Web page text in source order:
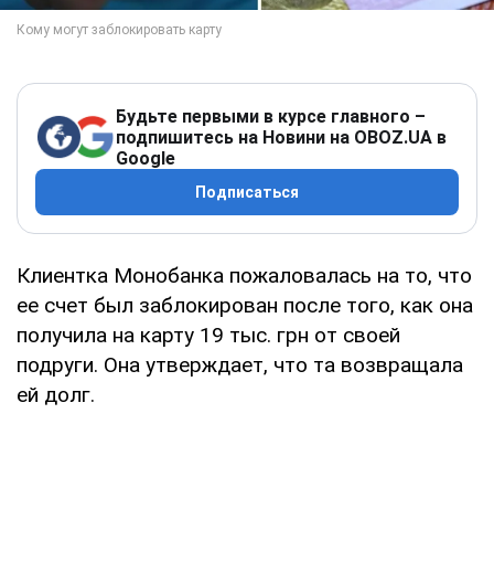
Будьте первыми в курсе главного –
подпишитесь на Новини на OBOZ.UA в
Google
Подписаться
Клиентка Монобанка пожаловалась на то, что
ее счет был заблокирован после того, как она
получила на карту 19 тыс. грн от своей
подруги. Она утверждает, что та возвращала
ей долг.